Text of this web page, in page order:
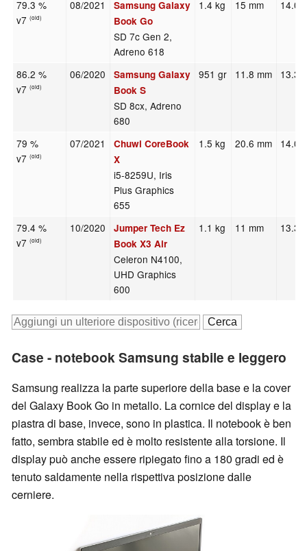
79.3 %
v7(old)
08/2021
Samsung Galaxy
Book Go
SD 7c Gen 2,
Adreno 618
1.4 kg 15 mm
86.2 %
v7(old)
06/2020
Samsung Galaxy
Book S
SD 8cx, Adreno
680
951 gr 11.8 mm
79 %
v7(old)
07/2021
Chuwi CoreBook
X
i5-8259U, Iris
Plus Graphics
655
1.5 kg 20.6 mm
79.4 %
v7(old)
10/2020
Jumper Tech Ez
Book X3 Air
Celeron N4100,
UHD Graphics
600
1.1 kg 11 mm
Case - notebook Samsung stabile e leggero
Samsung realizza la parte superiore della base e la cover
del Galaxy Book Go in metallo. La cornice del display e la
piastra di base, invece, sono in plastica. Il notebook è ben
fatto, sembra stabile ed è molto resistente alla torsione. Il
display può anche essere ripiegato fino a 180 gradi ed è
tenuto saldamente nella rispettiva posizione dalle
cerniere.